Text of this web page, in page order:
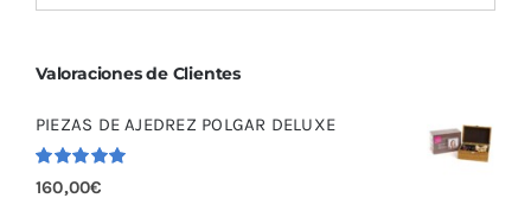
Valoraciones de Clientes
PIEZAS DE AJEDREZ POLGAR DELUXE
Valorado
con 5.00
160,00€